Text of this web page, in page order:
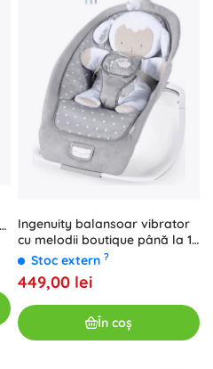
Ingenuity balansoar vibrator
cu melodii boutique până la 18
kgStoc extern ?
449,00 lei
În coș